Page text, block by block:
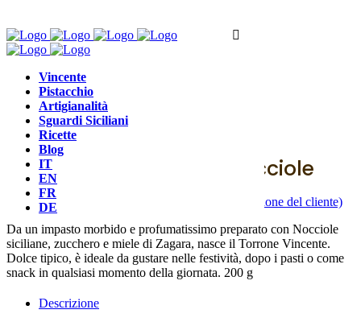
Vincente
Pistacchio
Artigianalità
Sguardi Siciliani
Ricette
Blog
IT
EN
FR
DE
Morbido,Torrone
Torrone morbido alle Nocciole
Valutato5.00
recensione del cliente)
Da un impasto morbido e profumatissimo preparato con Nocciole
siciliane, zucchero e miele di Zagara, nasce il Torrone Vincente.
Dolce tipico, è ideale da gustare nelle festività, dopo i pasti o come
snack in qualsiasi momento della giornata. 200 g
Descrizione